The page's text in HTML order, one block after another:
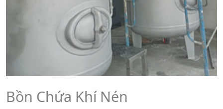
Bồn Chứa Khí Nén